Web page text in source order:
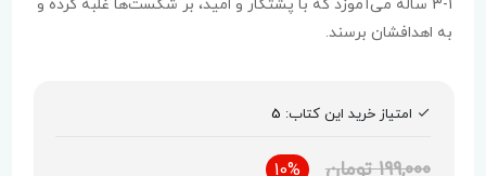
1-3 ساله می‌آموزد که با پشتکار و امید، بر شکست‌ها غلبه کرده و
به اهدافشان برسند.
امتیاز خرید این کتاب: 5
199,000 تومان 10%